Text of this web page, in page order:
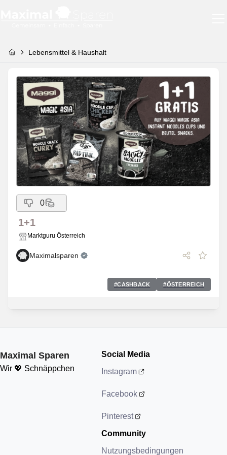
Lebensmittel & Haushalt
0
1+1
Marktguru Österreich
Maximalsparen
#CASHBACK #ÖSTERREICH
Maximal Sparen
Wir 💖 Schnäppchen
Social Media
Instagram
Facebook
Pinterest
Community
Nutzungsbedingungen